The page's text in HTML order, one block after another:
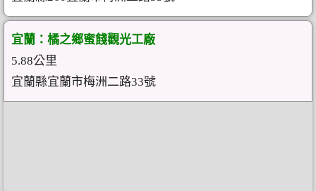
宜蘭：橘之鄉蜜餞觀光工廠
5.88公里
宜蘭縣宜蘭市梅洲二路33號